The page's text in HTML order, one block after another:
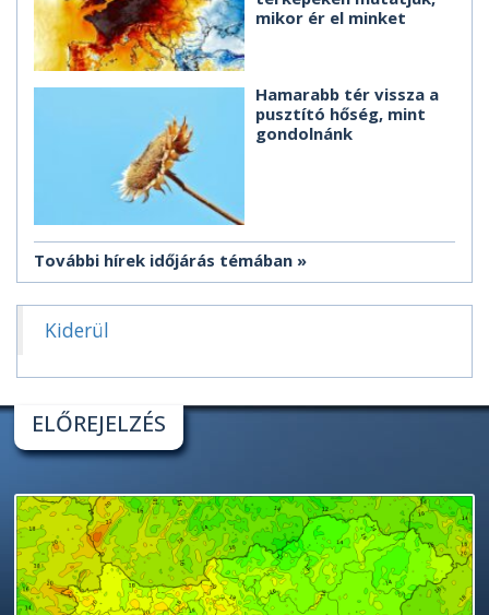
mikor ér el minket
Hamarabb tér vissza a
pusztító hőség, mint
gondolnánk
További hírek időjárás témában
Kiderül
ELŐREJELZÉS